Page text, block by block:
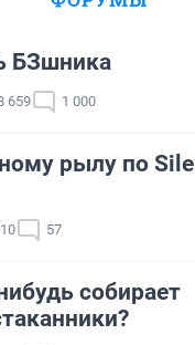
БЗшника
659 1 000
рылу по
57
собирает